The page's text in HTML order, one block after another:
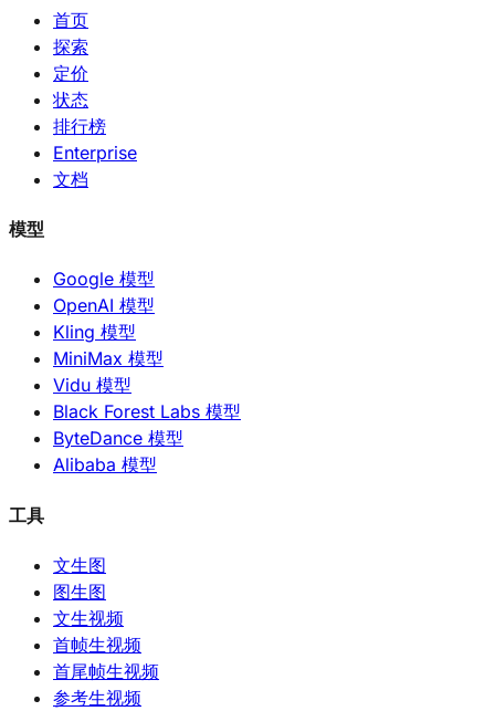
首页
探索
定价
状态
排行榜
Enterprise
文档
模型
Google 模型
OpenAI 模型
Kling 模型
MiniMax 模型
Vidu 模型
Black Forest Labs 模型
ByteDance 模型
Alibaba 模型
工具
文生图
图生图
文生视频
首帧生视频
首尾帧生视频
参考生视频